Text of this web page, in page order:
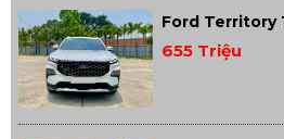
Ford Territory
655 Triệu